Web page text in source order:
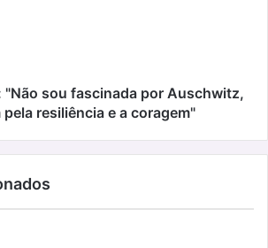
"Não sou fascinada por Auschwitz,
pela resiliência e a coragem"